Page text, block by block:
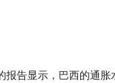
告显示，巴西的通